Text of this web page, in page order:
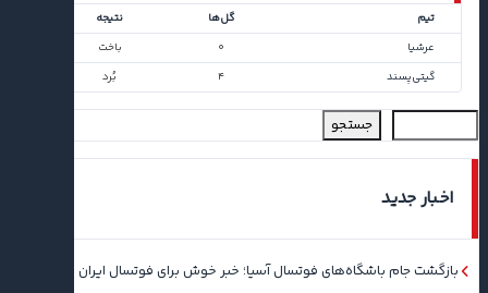
تیم گل‌ها
نتیجه
عرشیا
۰
باخت
گیتی‌پسند
۴ بُرد
جستجو
اخبار جدید
بازگشت جام باشگاه‌های فوتسال آسیا؛ خبر خوش برای فوتسال ایران